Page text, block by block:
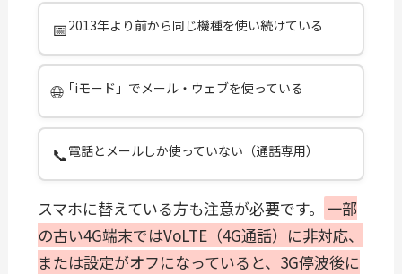
📅2013年より前から同じ機種を使い続けている
🌐「iモード」でメール・ウェブを使っている
📞電話とメールしか使っていない（通話専用）
スマホに替えている方も注意が必要です。 一部
の古い4G端末ではVoLTE（4G通話）に非対応、
または設定がオフになっていると、3G停波後に